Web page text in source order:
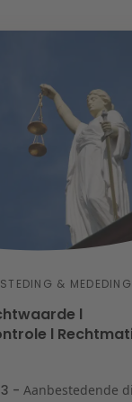
&
l
l
- Aanbestedende